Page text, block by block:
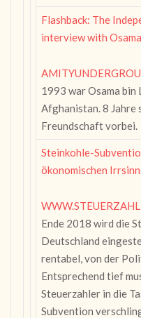
Flashback: The
interview with
1993 war Osama bin
Afghanistan. 8 Jahre
Freundschaft vorbei.
Steinkohle-
ökonomischen
Ende 2018 wird die
Deutschland
rentabel, von der
Entsprechend tief
Steuerzahler in die
Subvention